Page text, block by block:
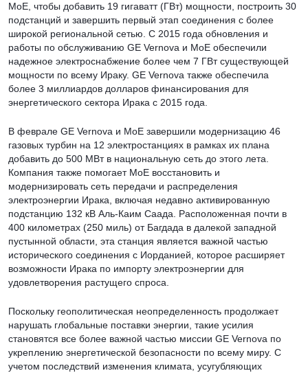
MoE, чтобы добавить 19 гигаватт (ГВт) мощности, построить 30
подстанций и завершить первый этап соединения с более
широкой региональной сетью. С 2015 года обновления и
работы по обслуживанию GE Vernova и MoE обеспечили
надежное электроснабжение более чем 7 ГВт существующей
мощности по всему Ираку. GE Vernova также обеспечила
более 3 миллиардов долларов финансирования для
энергетического сектора Ирака с 2015 года.
В феврале GE Vernova и MoE завершили модернизацию 46
газовых турбин на 12 электростанциях в рамках их плана
добавить до 500 МВт в национальную сеть до этого лета.
Компания также помогает MoE восстановить и
модернизировать сеть передачи и распределения
электроэнергии Ирака, включая недавно активированную
подстанцию 132 кВ Аль-Каим Саада. Расположенная почти в
400 километрах (250 миль) от Багдада в далекой западной
пустынной области, эта станция является важной частью
исторического соединения с Иорданией, которое расширяет
возможности Ирака по импорту электроэнергии для
удовлетворения растущего спроса.
Поскольку геополитическая неопределенность продолжает
нарушать глобальные поставки энергии, такие усилия
становятся все более важной частью миссии GE Vernova по
укреплению энергетической безопасности по всему миру. С
учетом последствий изменения климата, усугубляющих